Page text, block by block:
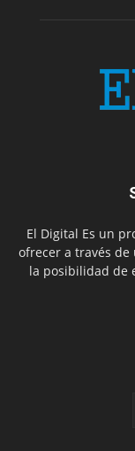
El Digital Es un
ofrecer a través
la posibilidad de